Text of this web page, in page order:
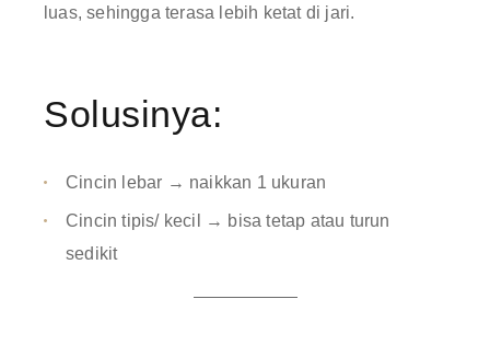
luas, sehingga terasa lebih ketat di jari.
Solusinya:
Cincin lebar → naikkan 1 ukuran
Cincin tipis/ kecil → bisa tetap atau turun
sedikit